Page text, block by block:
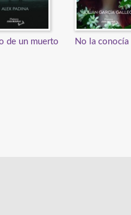
de un muerto No la conocía